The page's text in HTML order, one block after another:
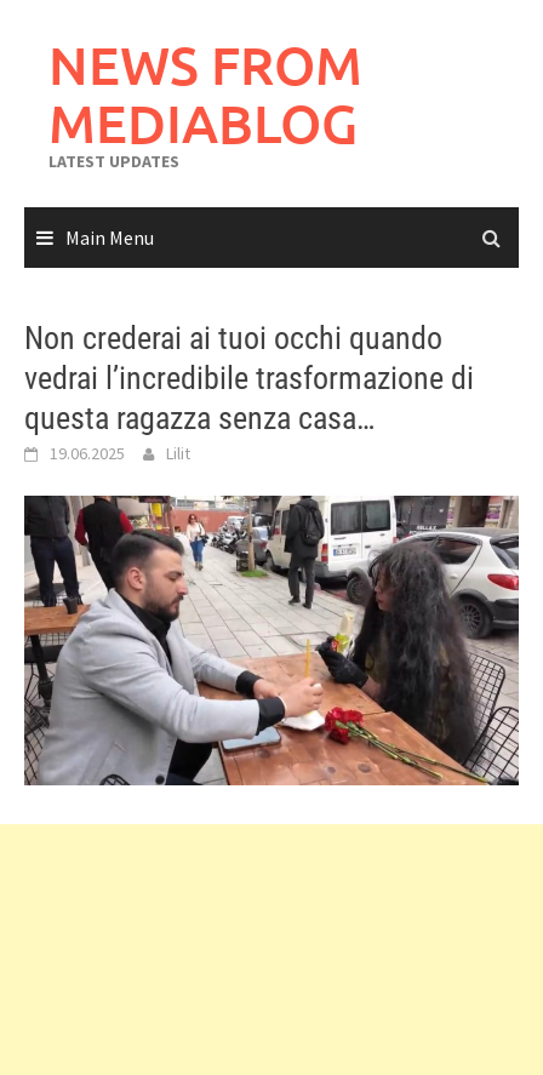
contentNEWS FROM
MEDIABLOG
LATEST UPDATES
Main Menu
Non crederai ai tuoi occhi quando
vedrai l’incredibile trasformazione di
questa ragazza senza casa…
19.06.2025 Lilit